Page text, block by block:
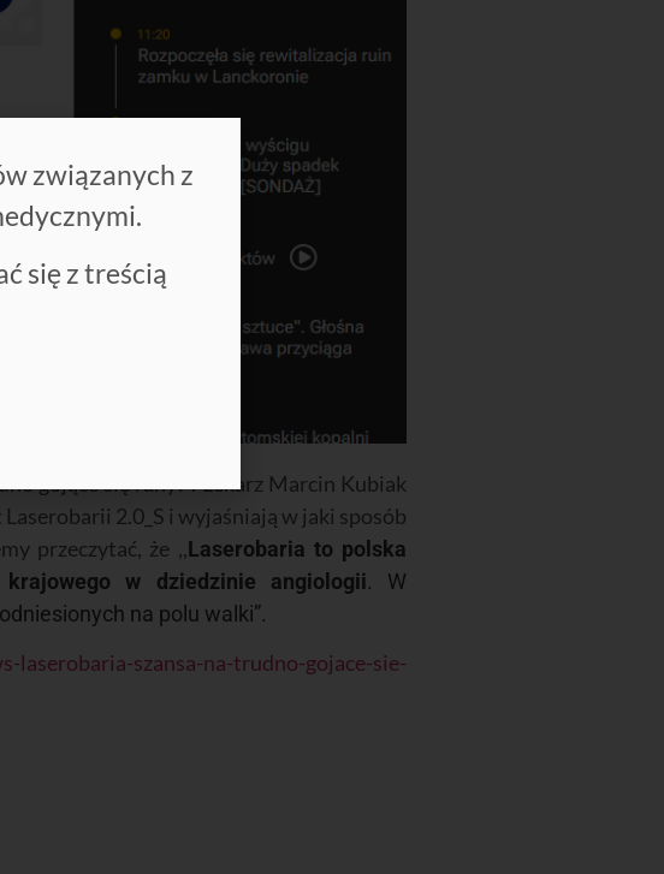
gojące się rany?”. Lekarz Marcin Kubiak
2.0_S i wyjaśniają w jaki sposób
przeczytać, że ,,Laserobaria to polska
w dziedzinie angiologii. W
na polu walki”.
szansa-na-trudno-gojace-sie-
związanych z
się z treścią